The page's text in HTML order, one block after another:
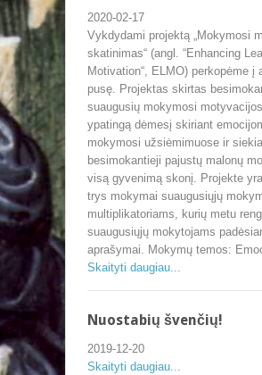
2020-02-17
Vykdydami projektą „Mokymosi
skatinimas“ (angl. “Enhancing
Motivation“, ELMO) perkopėme į
pusę. Projektas skirtas
suaugusių mokymosi
ypatingą dėmesį skiriant
mokymosi užsiėmimuose ir
besimokantieji pajustų malonų
visą gyvenimą skonį. Projekte
trys mokymai suaugusiųjų
multiplikatoriams, kurių metu
suaugusiųjų mokytojams
aprašymai. Mokymų temos:
Skaityti daugiau...
Nuostabių švenčių!
2019-12-20
Skaityti daugiau...